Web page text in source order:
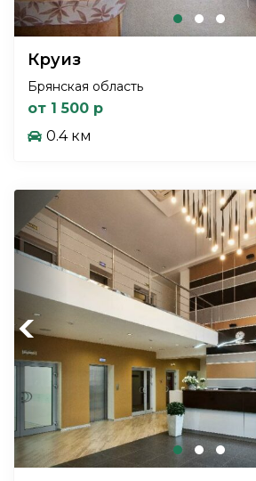
Круиз
Брянская область
от 1 500 р
0.4 км
Previous